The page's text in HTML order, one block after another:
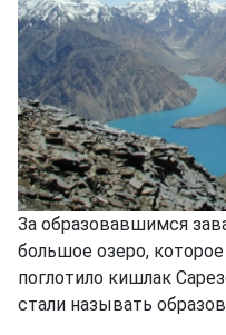
За образовавшимся
большое озеро,
поглотило кишлак
стали называть